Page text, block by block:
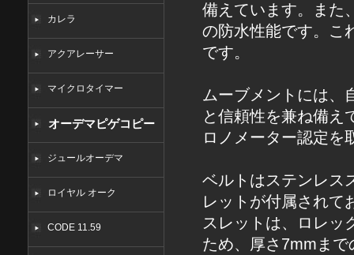
カレラ
アクアレーサー
マイクロタイマー
オーデマピゲコピー
ジュールオーデマ
ロイヤル オーク
CODE 11.59
備えています。また
の防水性能です。こ
です。
ムーブメントには、
と信頼性を兼ね備え
ロノメーター認定を
ベルトはステンレス
レットが付属されて
スレットは、ロレッ
ため、厚さ7mmま